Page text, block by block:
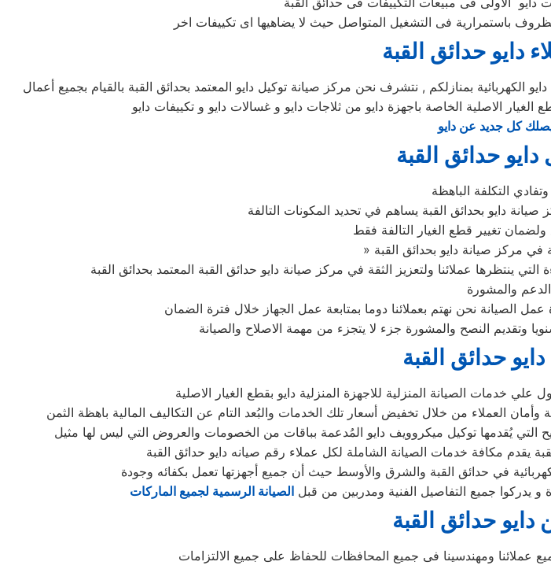
دايو حدائق القبة
الكهربائية بمنازلكم , نتشرف نحن مركز صيانة توكيل دايو المعتمد بحدائق القبة بالقيام بجميع أعمال
الغيار الاصلية الخاصة باجهزة دايو من ثلاجات دايو و غسالات دايو و تكييفات دايو
كل جديد عن دايو
حدائق القبة
التكلفة الباهظة
دايو بحدائق القبة يساهم في تحديد المكونات التالفة
ولضمان تغيير قطع الغيار التالفة فقط
عمل الصيانة نحن نهتم بعملائنا دوما بمتابعة عمل الجهاز خلال فترة الضمان
وتقديم النصح والمشورة جزء لا يتجزء من مهمة الاصلاح والصيانة
حدائق القبة
خدمات الصيانة المنزلية للاجهزة المنزلية دايو بقطع الغيار الاصلية
يقدم مكافة خدمات الصيانة الشاملة لكل عملاء رقم صيانه دايو حدائق القبة
في حدائق القبة والشرق والأوسط حيث أن جميع أجهزتها تعمل بكفائه وجودة
يدركوا جميع التفاصيل الفنية ومدربين من قبلالصيانة الرسمية لجميع الماركات
حدائق القبة
ومهندسينا فى جميع المحافظات للحفاظ على جميع الالتزامات